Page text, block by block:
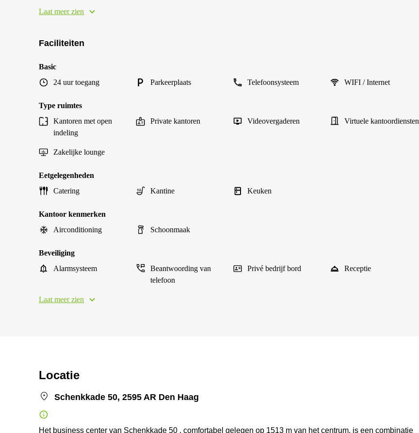
Laat meer zien
Faciliteiten
Basic
24 uur toegang
Parkeerplaats Telefoonsysteem WIFI / Internet
Type ruimtes
Kantoren met open
indeling
Private kantoren Videovergaderen Virtuele kantoordiensten
Zakelijke lounge
Eetgelegenheden
Catering
Kantine Keuken
Kantoor kenmerken
Airconditioning
Schoonmaak
Beveiliging
Alarmsysteem
Beantwoording van
telefoon
Privé bedrijf bord Receptie
Laat meer zien
Locatie
Schenkkade 50, 2595 AR Den Haag
Het business center van Schenkkade 50 , comfortabel gelegen op 1513 m van het centrum, is een combinatie